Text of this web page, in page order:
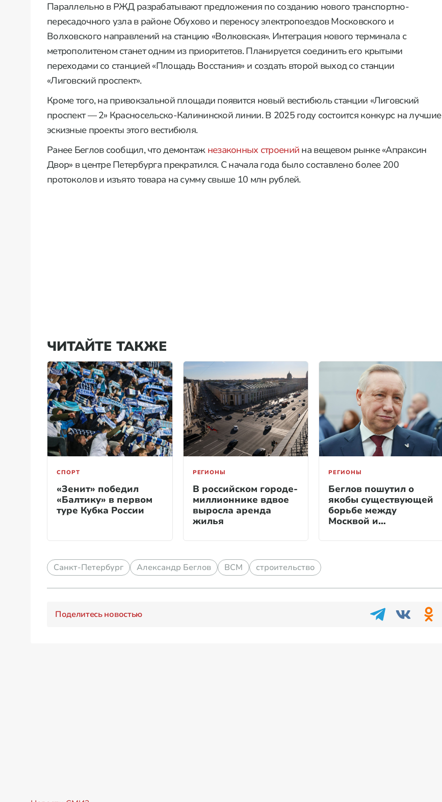
Параллельно в РЖД разрабатывают предложения по созданию нового транспортно-
пересадочного узла в районе Обухово и переносу электропоездов Московского и
Волховского направлений на станцию «Волковская». Интеграция нового терминала с
метрополитеном станет одним из приоритетов. Планируется соединить его крытыми
переходами со станцией «Площадь Восстания» и создать второй выход со станции
«Лиговский проспект».
Кроме того, на привокзальной площади появится новый вестибюль станции «Лиговский
проспект — 2» Красносельско-Калининской линии. В 2025 году состоится конкурс на лучшие
эскизные проекты этого вестибюля.
Ранее Беглов сообщил, что демонтаж незаконных строений на вещевом рынке «Апраксин
Двор» в центре Петербурга прекратился. С начала года было составлено более 200
протоколов и изъято товара на сумму свыше 10 млн рублей.
ЧИТАЙТЕ ТАКЖЕ
СПОРТ
«Зенит» победил
«Балтику» в первом
туре Кубка России
РЕГИОНЫ
В российском городе-
миллионнике вдвое
выросла аренда
жилья
РЕГИОНЫ
Беглов пошутил о
якобы существующей
борьбе между
Москвой и
Санкт-Петербург Александр Беглов ВСМ строительство
Поделитесь новостью